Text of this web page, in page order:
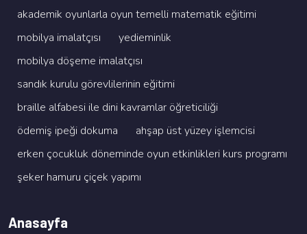
akademi̇k oyunlarla oyun temelli̇ matemati̇k eği̇ti̇mi̇
mobi̇lya i̇malatçisi
yedi̇emi̇nli̇k
mobi̇lya döşeme i̇malatçisi
sandik kurulu görevli̇leri̇ni̇n eği̇ti̇mi̇
brai̇lle alfabesi̇ i̇le di̇ni̇ kavramlar öğreti̇ci̇li̇ği̇
ödemi̇ş i̇peği̇ dokuma
ahşap üst yüzey i̇şlemci̇si̇
erken çocukluk dönemi̇nde oyun etki̇nli̇kleri̇ kurs programi
şeker hamuru çi̇çek yapimi
Anasayfa